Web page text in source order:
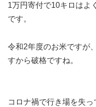
1万円寄付で10キロはよ
です。
令和2年度のお米ですが
すから破格ですね。
コロナ禍で行き場を失っ